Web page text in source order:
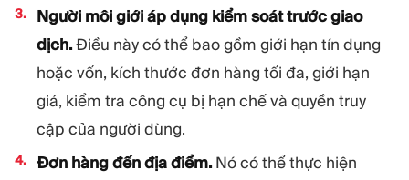
Người môi giới áp dụng kiểm soát trước giao
dịch.Điều này có thể bao gồm giới hạn tín dụng
hoặc vốn, kích thước đơn hàng tối đa, giới hạn
giá, kiểm tra công cụ bị hạn chế và quyền truy
cập của người dùng.
Đơn hàng đến địa điểm.Nó có thể thực hiện